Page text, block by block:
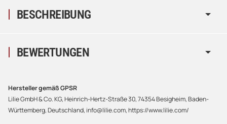
BESCHREIBUNG
BEWERTUNGEN
Hersteller gemäß GPSR
Lilie GmbH & Co. KG, Heinrich-Hertz-Straße 30, 74354 Besigheim, Baden-
Württemberg, Deutschland, info@lilie.com, https://www.lilie.com/